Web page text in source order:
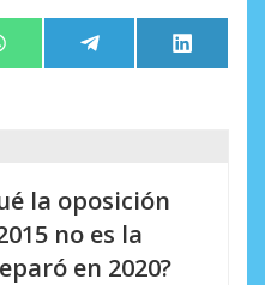
Compartir
en
WhatsApp Compartir
en
Telegram
en
LinkedIn
la oposición
no es la
en 2020?